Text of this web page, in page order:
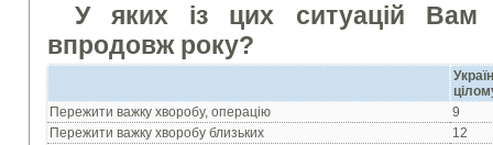
У яких iз цих ситуацiй Вам
впродовж року?
Пережити важку хворобу, операцію
9
Пережити важку хворобу близьких
12